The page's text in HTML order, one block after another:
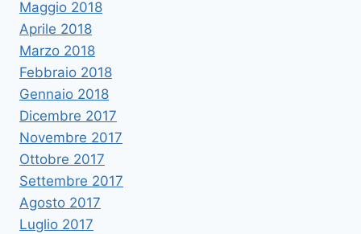
Maggio 2018
Aprile 2018
Marzo 2018
Febbraio 2018
Gennaio 2018
Dicembre 2017
Novembre 2017
Ottobre 2017
Settembre 2017
Agosto 2017
Luglio 2017